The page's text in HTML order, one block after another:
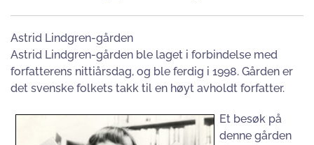
Astrid Lindgren-gården
Astrid Lindgren-gården ble laget i forbindelse med
forfatterens nittiårsdag, og ble ferdig i 1998. Gården er
det svenske folkets takk til en høyt avholdt forfatter.
Et besøk på
denne gården